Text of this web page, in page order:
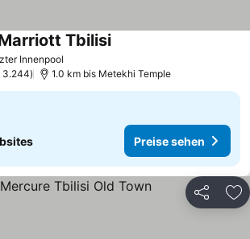
Innenpool
Tbilisi
3.244 1.0 km bis Metekhi Temple
Preise sehen
Teilen